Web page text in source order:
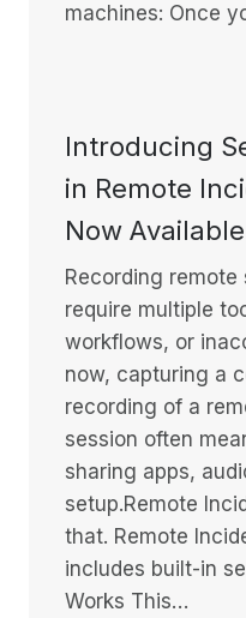
machines: Once
Introducing
in Remote
Now
Recording
require multiple
workflows, or
now, capturing a
recording of a
session often
sharing apps,
setup.Remote
that. Remote
includes built-in
Works This…